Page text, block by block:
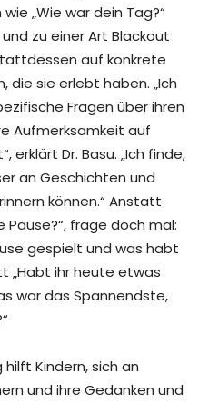
„Wie war dein Tag?“
zu einer Art Blackout
auf konkrete
die sie erlebt haben. „Ich
Fragen über ihren
Aufmerksamkeit auf
Dr. Basu. „Ich finde,
an Geschichten und
können.“ Anstatt
Pause?“, frage doch mal:
gespielt und was habt
„Habt ihr heute etwas
war das Spannendste,
Kindern, sich an
und ihre Gedanken und